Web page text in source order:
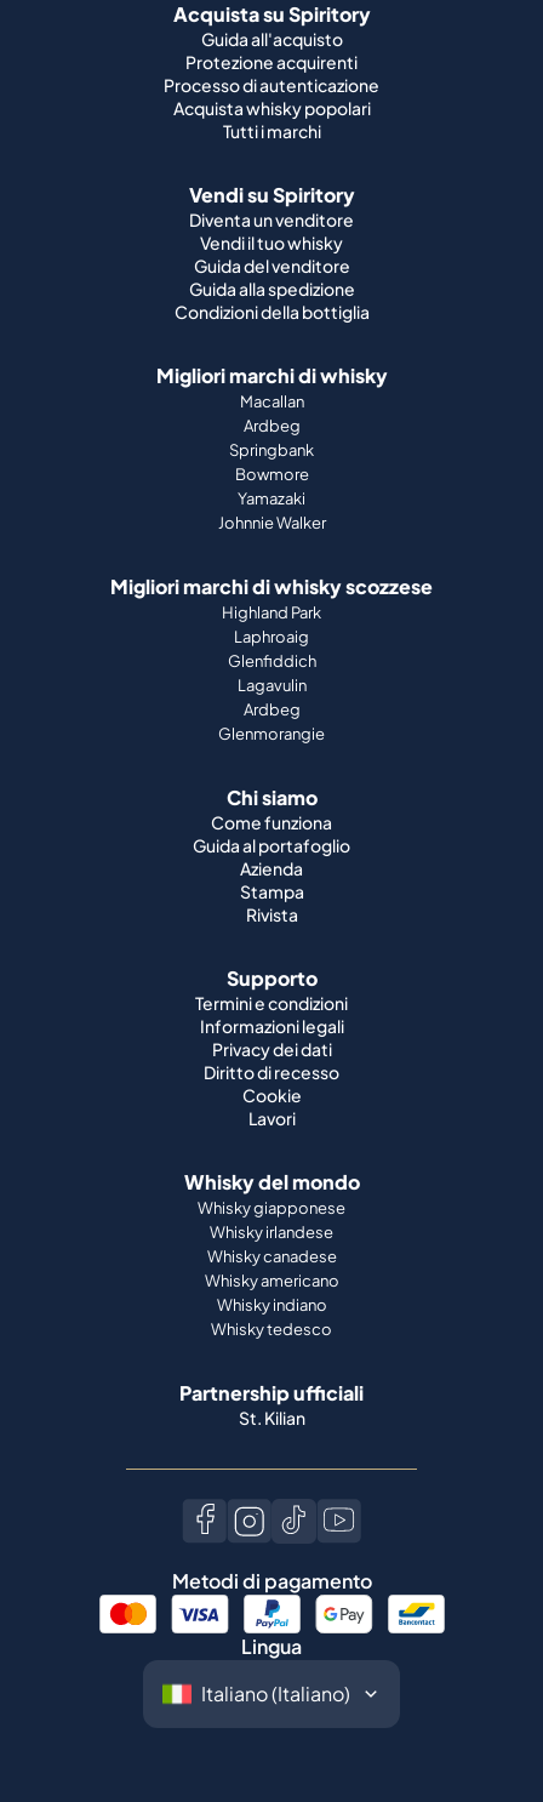
Acquista su Spiritory
Guida all'acquisto
Protezione acquirenti
Processo di autenticazione
Acquista whisky popolari
Tutti i marchi
Vendi su Spiritory
Diventa un venditore
Vendi il tuo whisky
Guida del venditore
Guida alla spedizione
Condizioni della bottiglia
Migliori marchi di whisky
Macallan
Ardbeg
Springbank
Bowmore
Yamazaki
Johnnie Walker
Migliori marchi di whisky scozzese
Highland Park
Laphroaig
Glenfiddich
Lagavulin
Ardbeg
Glenmorangie
Chi siamo
Come funziona
Guida al portafoglio
Azienda
Stampa
Rivista
Supporto
Termini e condizioni
Informazioni legali
Privacy dei dati
Diritto di recesso
Cookie
Lavori
Whisky del mondo
Whisky giapponese
Whisky irlandese
Whisky canadese
Whisky americano
Whisky indiano
Whisky tedesco
Partnership ufficiali
St. Kilian
Metodi di pagamento
Lingua